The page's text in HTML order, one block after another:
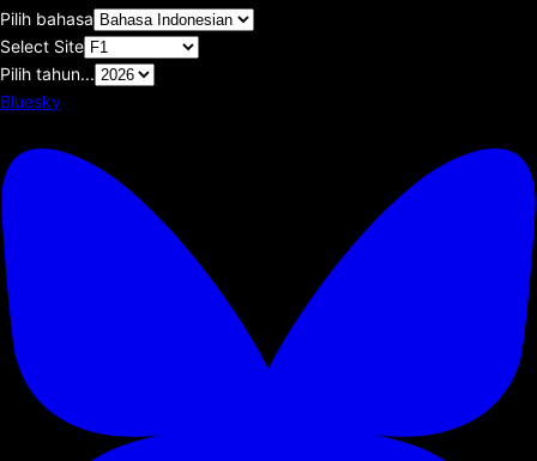
Pilih bahasa
Select Site
Pilih tahun...
Bluesky